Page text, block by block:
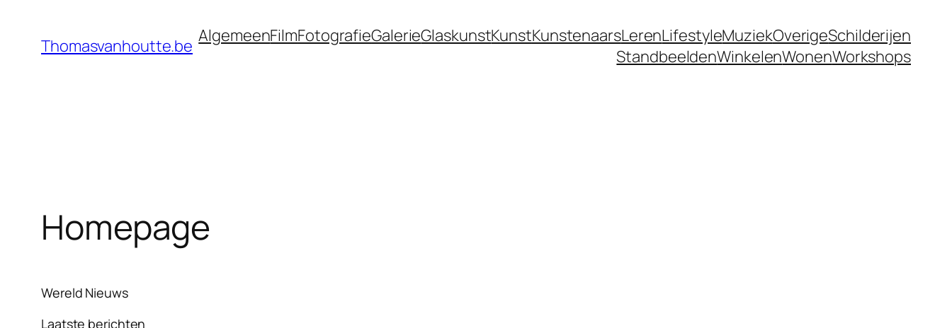
Thomasvanhoutte.be AlgemeenFilmFotografieGalerieGlaskunstKunstKunstenaarsLerenLifestyleMuziekOverigeSchilderijen
StandbeeldenWinkelenWonenWorkshops
Homepage
Wereld Nieuws
Laatste berichten